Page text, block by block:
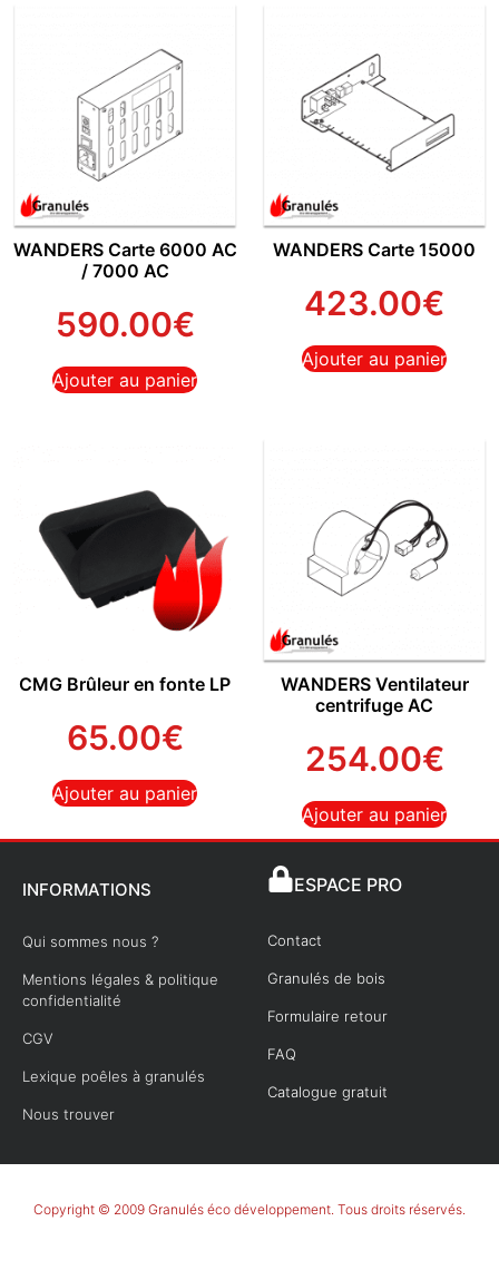
WANDERS Carte 6000 AC
/ 7000 AC
590.00€
Ajouter au panier
WANDERS Carte 15000
423.00€
Ajouter au panier
CMG Brûleur en fonte LP
65.00€
Ajouter au panier
WANDERS Ventilateur
centrifuge AC
254.00€
Ajouter au panier
INFORMATIONS
Qui sommes nous ?
Mentions légales & politique
confidentialité
CGV
Lexique poêles à granulés
Nous trouver
ESPACE PRO
Contact
Granulés de bois
Formulaire retour
FAQ
Catalogue gratuit
Copyright © 2009 Granulés éco développement. Tous droits réservés.